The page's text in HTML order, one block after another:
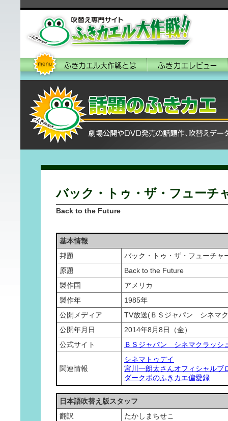
バック・トゥ・ザ・フューチ
Back to the Future
基本情報
邦題
バック・トゥ・ザ・フューチャ
原題
Back to the Future
製作国
アメリカ
製作年
1985年
公開メディア
TV放送(ＢＳジャパン シネマ
公開年月日
2014年8月8日（金）
公式サイト
ＢＳジャパン シネマクラッ
関連情報
シネマトゥデイ
宮川一朗太さんオフィシャルブ
ダークボのふきカエ偏愛録
日本語吹替え版スタッフ
翻訳
たかしまちせこ